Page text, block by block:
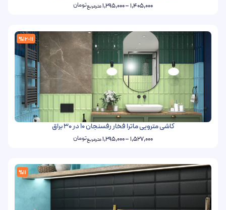
1,405,000
–
1,295,000مترمربعتومان
%12-11
کاشی مترویی ماترا فخار رفسنجان 10 در 30 براق
1,527,000
–
1,295,000مترمربعتومان
%11